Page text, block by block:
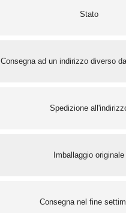
Stato
Consegna ad un indirizzo diverso
Spedizione
Imballaggio originale
Consegna nel fine